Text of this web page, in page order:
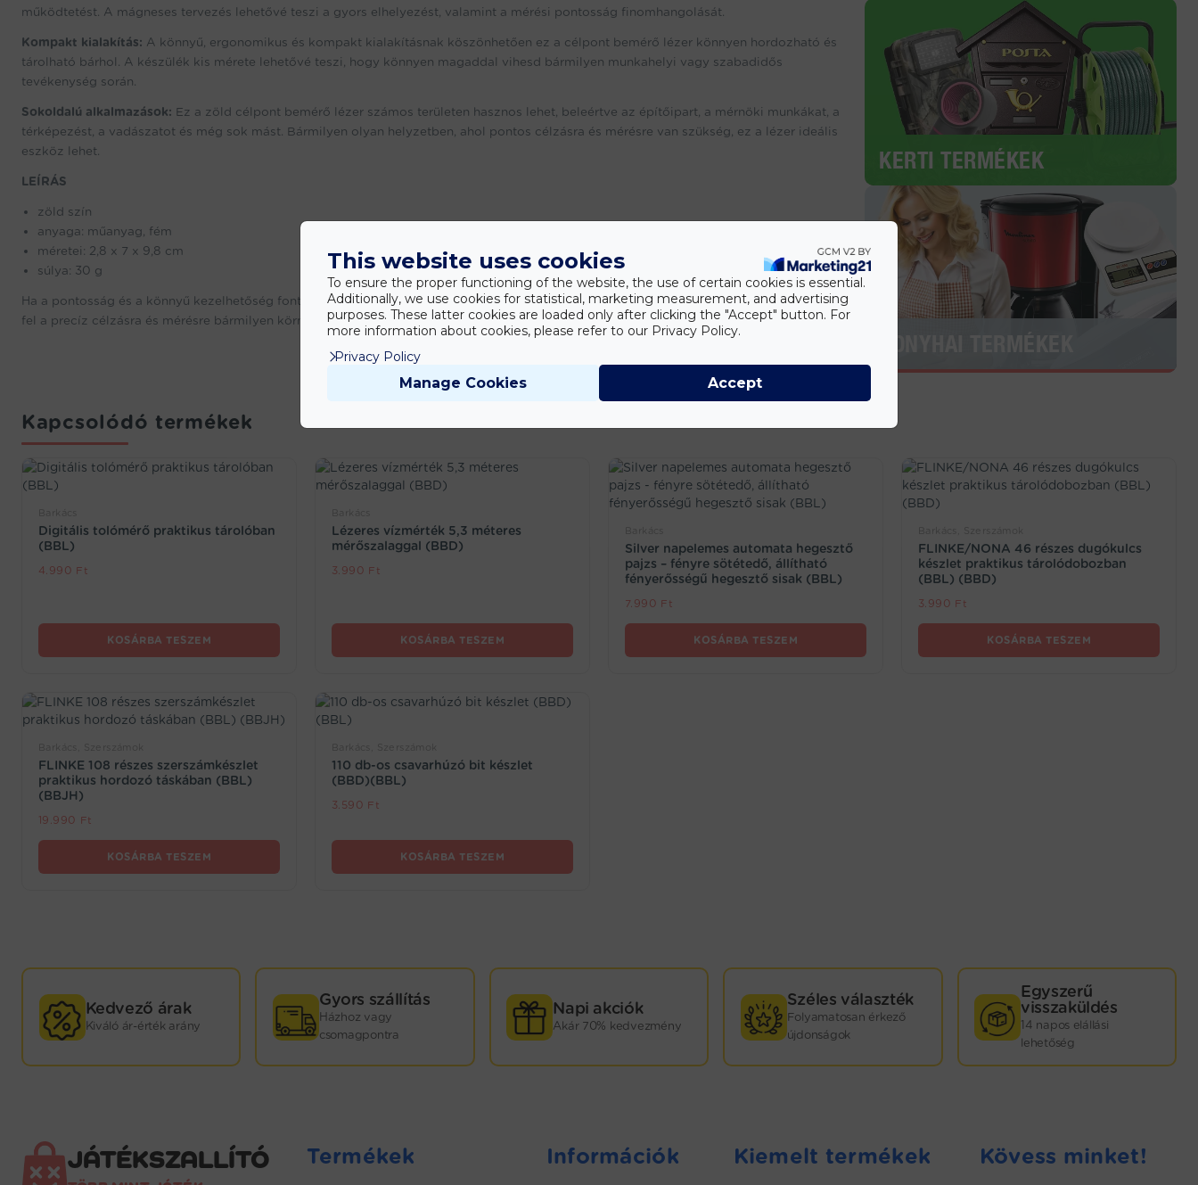
működtetést. A mágneses tervezés lehetővé teszi a gyors elhelyezést, valamint a mérési pontosság finomhangolását.
Kompakt kialakítás: A könnyű, ergonomikus és kompakt kialakításnak köszönhetően ez a célpont bemérő lézer könnyen hordozható és
tárolható bárhol. A készülék kis mérete lehetővé teszi, hogy könnyen magaddal vihesd bármilyen munkahelyi vagy szabadidős
tevékenység során.
Sokoldalú alkalmazások: Ez a zöld célpont bemérő lézer számos területen hasznos lehet, beleértve az építőipart, a mérnöki munkákat, a
térképezést, a vadászatot és még sok mást. Bármilyen olyan helyzetben, ahol pontos célzásra és mérésre van szükség, ez a lézer ideális
eszköz lehet.
LEÍRÁS
zöld szín
anyaga: műanyag, fém
méretei: 2,8 x 7 x 9,8 cm
súlya: 30 g
Ha a pontosság és a könnyű kezelhetőség fontos számodra, akkor a zöld célpont bemérő lézer remek választás lehet számodra. Készülj
fel a precíz célzásra és mérésre bármilyen környezetben ezzel a megbízható eszközzel!
KERTI TERMÉKEK
Kapcsolódó termékek
Digitális tolómérő praktikus tárolóban
(BBL)
4.990 Ft
KOSÁRBA TESZEM
Lézeres vízmérték 5,3 méteres
mérőszalaggal (BBD)
3.990 Ft
KOSÁRBA TESZEM
Silver napelemes automata hegesztő
pajzs – fényre sötétedő, állítható
fényerősségű hegesztő sisak (BBL)
7.990 Ft
KOSÁRBA TESZEM
FLINKE/NONA 46 részes dugókulcs
készlet praktikus tárolódobozban
(BBL) (BBD)
3.990 Ft
KOSÁRBA TESZEM
FLINKE 108 részes szerszámkészlet
praktikus hordozó táskában (BBL)
(BBJH)
19.990 Ft
KOSÁRBA TESZEM
110 db-os csavarhúzó bit készlet
(BBD)(BBL)
3.590 Ft
KOSÁRBA TESZEM
GYORS
KISZÁLLÍTÁS!
raktárról: ebben az esetben sokkal rövidebb
kiszállítási időre, 1–3 munkanapra kell számítani.
Kedvező árak
Kiváló ár-érték arány
Gyors szállítás
Házhoz vagy
csomagpontra
Napi akciók
Akár 70% kedvezmény
Széles választék
Folyamatosan érkező
újdonságok
Egyszerű
visszaküldés
14 napos elállási
lehetőség
JÁTÉKSZALLÍTÓ Termékek Információk Kiemelt termékek Kövess minket!
This website uses cookies
To ensure the proper functioning of the website, the use of certain cookies is essential.
Additionally, we use cookies for statistical, marketing measurement, and advertising
purposes. These latter cookies are loaded only after clicking the "Accept" button. For
more information about cookies, please refer to our Privacy Policy.
Privacy Policy
Manage Cookies Accept